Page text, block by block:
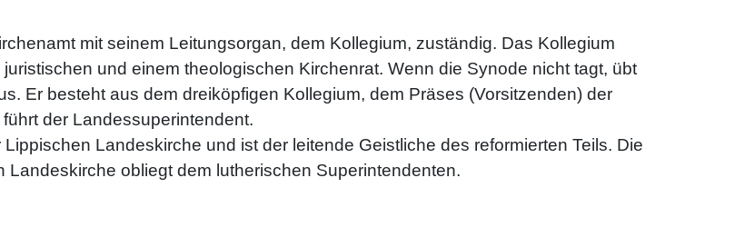
mit seinem Leitungsorgan, dem Kollegium, zuständig. Das Kollegium
und einem theologischen Kirchenrat. Wenn die Synode nicht tagt, übt
Er besteht aus dem dreiköpfigen Kollegium, dem Präses (Vorsitzenden) der
der Landessuperintendent.
Landeskirche und ist der leitende Geistliche des reformierten Teils. Die
obliegt dem lutherischen Superintendenten.